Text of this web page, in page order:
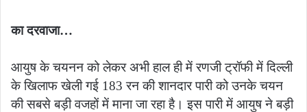
का दरवाजा…
आयुष के चयनन को लेकर अभी हाल ही में रणजी ट्रॉफी में दिल्ली
के खिलाफ खेली गई 183 रन की शानदार पारी को उनके चयन
की सबसे बड़ी वजहों में माना जा रहा है। इस पारी में आयुष ने बड़ी